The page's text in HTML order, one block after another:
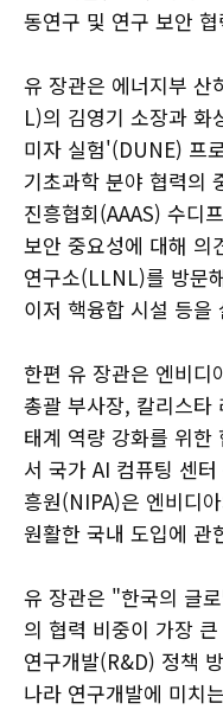
동연구 및 연구 보안
유 장관은 에너지부 산
L)의 김영기 소장과 화
미자 실험'(DUNE) 프
기초과학 분야 협력의
진흥협회(AAAS) 수디
보안 중요성에 대해 의
연구소(LLNL)를 방문
이저 핵융합 시설 등을
한편 유 장관은 엔비디
총괄 부사장, 칼리스타
태계 역량 강화를 위한
서 국가 AI 컴퓨팅 센
흥원(NIPA)은 엔비디
원활한 국내 도입에 관
유 장관은 "한국의 글
의 협력 비중이 가장
연구개발(R&D) 정책
나라 연구개발에 미치